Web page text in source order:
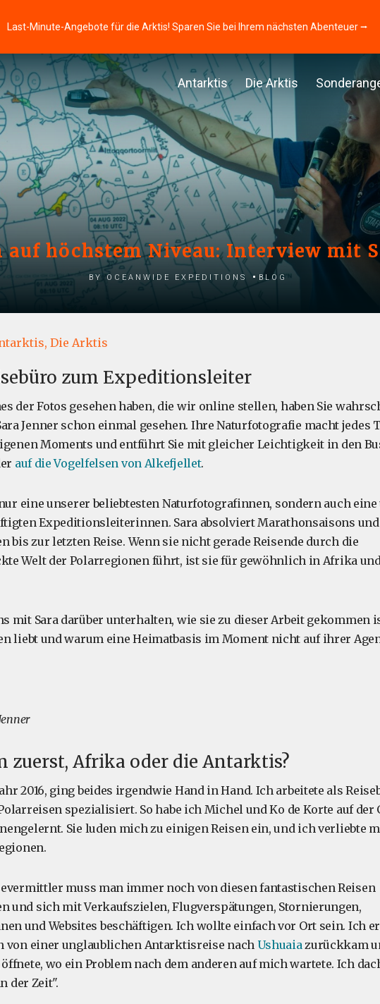
Last-Minute-Angebote für die Arktis! Sparen Sie bei Ihrem nächsten Abenteuer ⭢
Antarktis Die Arktis
höchstem Niveau: Interview mit
by Oceanwide Expeditions Blog
Die Arktis
zum Expeditionsleiter
der Fotos gesehen haben, die wir online stellen, haben Sie
Jenner schon einmal gesehen. Ihre Naturfotografie macht jedes
Moments und entführt Sie mit gleicher Leichtigkeit in den
auf die Vogelfelsen von Alkefjellet.
eine unserer beliebtesten Naturfotografinnen, sondern auch
Expeditionsleiterinnen. Sara absolviert Marathonsaisons
bis zur letzten Reise. Wenn sie nicht gerade Reisende durch die
Welt der Polarregionen führt, ist sie für gewöhnlich in Afrika
mit Sara darüber unterhalten, wie sie zu dieser Arbeit gekommen
liebt und warum eine Heimatbasis im Moment nicht auf ihrer
zuerst, Afrika oder die Antarktis?
2016, ging beides irgendwie Hand in Hand. Ich arbeitete als
spezialisiert. So habe ich Michel und Ko de Korte auf der
Sie luden mich zu einigen Reisen ein, und ich verliebte
muss man immer noch von diesen fantastischen Reisen
und sich mit Verkaufszielen, Flugverspätungen, Stornierungen,
und Websites beschäftigen. Ich wollte einfach vor Ort sein. Ich
von einer unglaublichen Antarktisreise nach Ushuaiazurückkam
wo ein Problem nach dem anderen auf mich wartete. Ich
der Zeit".